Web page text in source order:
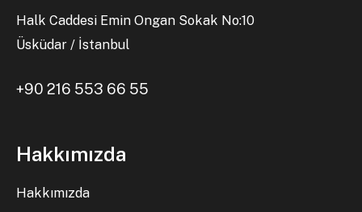
Halk Caddesi Emin Ongan Sokak No:10
Üsküdar / İstanbul
+90 216 553 66 55
Hakkımızda
Hakkımızda